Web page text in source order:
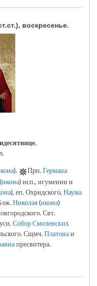
воскресенье.
). Прп.Германа
(икона) исп., игумении и
), еп. Охридского, Наума
Николая(икона)
Свт.
Собор Смоленских
Сщмч.Платонаи
пресвитера.